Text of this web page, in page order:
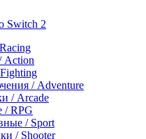
Switch 2
Action
/ Adventure
/ Arcade
/ RPG
/ Sport
/ Shooter